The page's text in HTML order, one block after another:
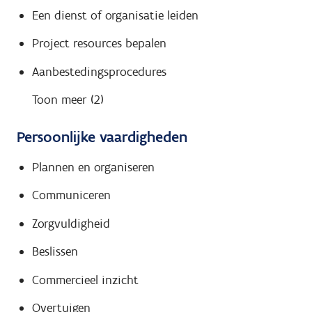
Een dienst of organisatie leiden
Project resources bepalen
Aanbestedingsprocedures
Toon meer (2)
Persoonlijke vaardigheden
Plannen en organiseren
Communiceren
Zorgvuldigheid
Beslissen
Commercieel inzicht
Overtuigen